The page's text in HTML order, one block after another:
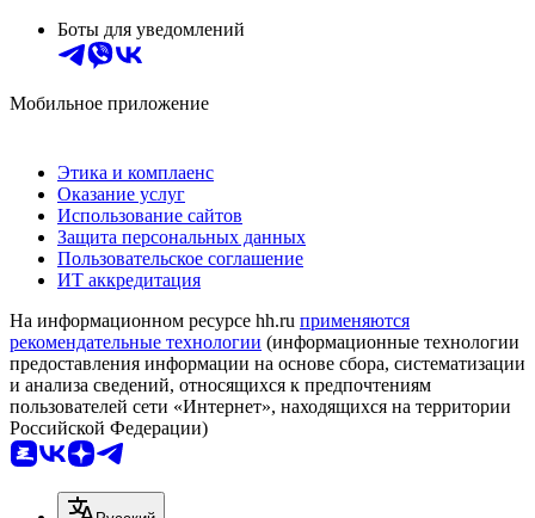
Боты для уведомлений
Мобильное приложение
Этика и комплаенс
Оказание услуг
Использование сайтов
Защита персональных данных
Пользовательское соглашение
ИТ аккредитация
На информационном ресурсе hh.ru применяются
рекомендательные технологии (информационные технологии
предоставления информации на основе сбора, систематизации
и анализа сведений, относящихся к предпочтениям
пользователей сети «Интернет», находящихся на территории
Российской Федерации)